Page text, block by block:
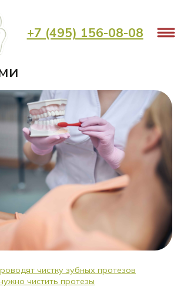
+7 (495) 156-08-08
за зубными
чистку зубных протезов
чистить протезы